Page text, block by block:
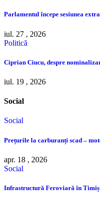
Parlamentul începe sesiunea
iul. 27 , 2026
Politică
Ciprian Ciucu, despre
iul. 19 , 2026
Social
Social
Prețurile la carburanți scad –
apr. 18 , 2026
Social
Infrastructură Feroviară în Timiș: